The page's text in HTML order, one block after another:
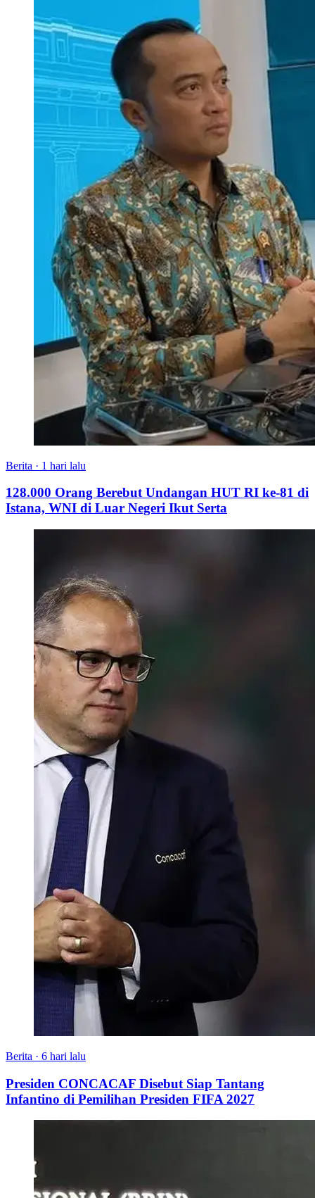
Berita · 1 hari lalu
128.000 Orang Berebut Undangan HUT RI ke-81 di
Istana, WNI di Luar Negeri Ikut Serta
Berita · 6 hari lalu
Presiden CONCACAF Disebut Siap Tantang
Infantino di Pemilihan Presiden FIFA 2027